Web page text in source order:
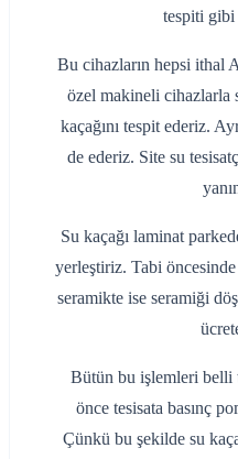
tespiti gibi
Bu cihazların hepsi ithal
özel makineli cihazlarla
kaçağını tespit ederiz.
de ederiz. Site su
Su kaçağı laminat
yerleştiriz. Tabi öncesinde
seramikte ise seramiği
Bütün bu işlemleri belli
önce tesisata basınç
Çünkü bu şekilde su